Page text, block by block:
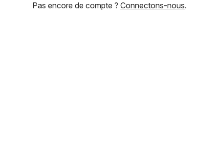
Pas encore de compte ? Connectons-nous.